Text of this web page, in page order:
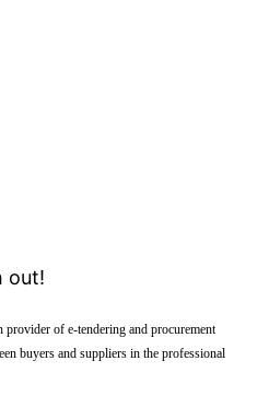
out!
provider of e-tendering and procurement
buyers and suppliers in the professional